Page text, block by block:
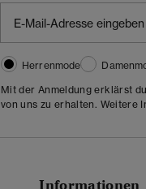
Herrenmode
Mit der Anmeldung erklärst
von uns zu erhalten. Weitere